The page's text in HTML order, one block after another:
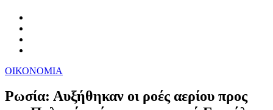
ΟΙΚΟΝΟΜΙΑ
Ρωσία: Αυξήθηκαν οι ροές αερίου προς